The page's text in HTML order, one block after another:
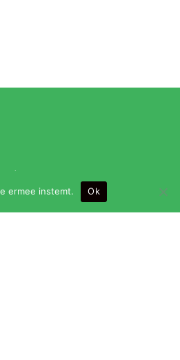
m 24.00 uur (bar
ermee instemt. Ok